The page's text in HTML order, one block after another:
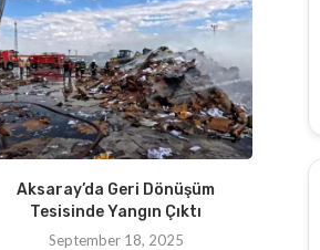
Aksaray’da Geri Dönüşüm
Tesisinde Yangın Çıktı
September 18, 2025